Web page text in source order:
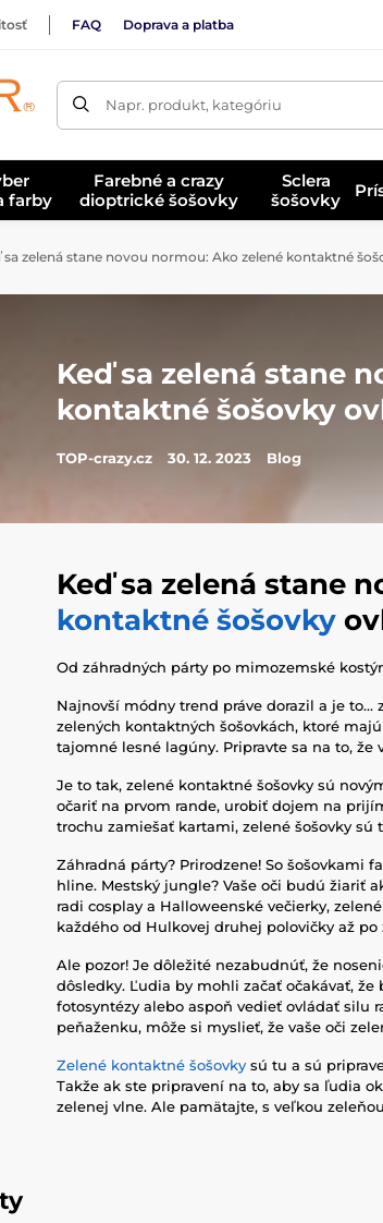
FAQ Doprava a platba
Napr. produkt, kategóriu
farby
Farebné a crazy
dioptrické šošovky
Sclera
šošovky
sa zelená stane novou normou: Ako zelené kontaktné
Keď sa zelená stane
kontaktné šošovky
TOP-crazy.cz 30. 12. 2023 Blog
Keď sa zelená stane
kontaktné šošovky
Od záhradných párty po mimozemské
Najnovší módny trend práve dorazil a je
zelených kontaktných šošovkách, ktoré
tajomné lesné lagúny. Pripravte sa na to, že
Je to tak, zelené kontaktné šošovky sú
očariť na prvom rande, urobiť dojem na
trochu zamiešať kartami, zelené šošovky sú
Záhradná párty? Prirodzene! So šošovkami
hline. Mestský jungle? Vaše oči budú žiariť
radi cosplay a Halloweenské večierky,
každého od Hulkovej druhej polovičky až po
Ale pozor! Je dôležité nezabudnúť, že
dôsledky. Ľudia by mohli začať očakávať,
fotosyntézy alebo aspoň vedieť ovládať silu
peňaženku, môže si myslieť, že vaše oči
Zelené kontaktné šošovky sú tu a sú
Takže ak ste pripravení na to, aby sa ľudia
zelenej vlne. Ale pamätajte, s veľkou